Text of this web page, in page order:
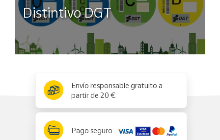
Distintivo DGT
Envío responsable gratuito a
partir de 20 €
Pago seguro